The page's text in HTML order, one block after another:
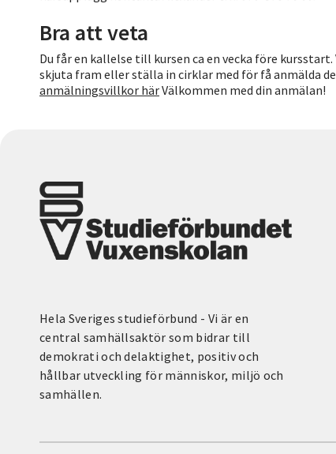
Bra att veta
Du får en kallelse till kursen ca en vecka före
skjuta fram eller ställa in cirklar med för få anmälda
anmälningsvillkor härVälkommen med din anmälan!
Hela Sveriges studieförbund - Vi är en
central samhällsaktör som bidrar till
demokrati och delaktighet, positiv och
hållbar utveckling för människor, miljö och
samhällen.